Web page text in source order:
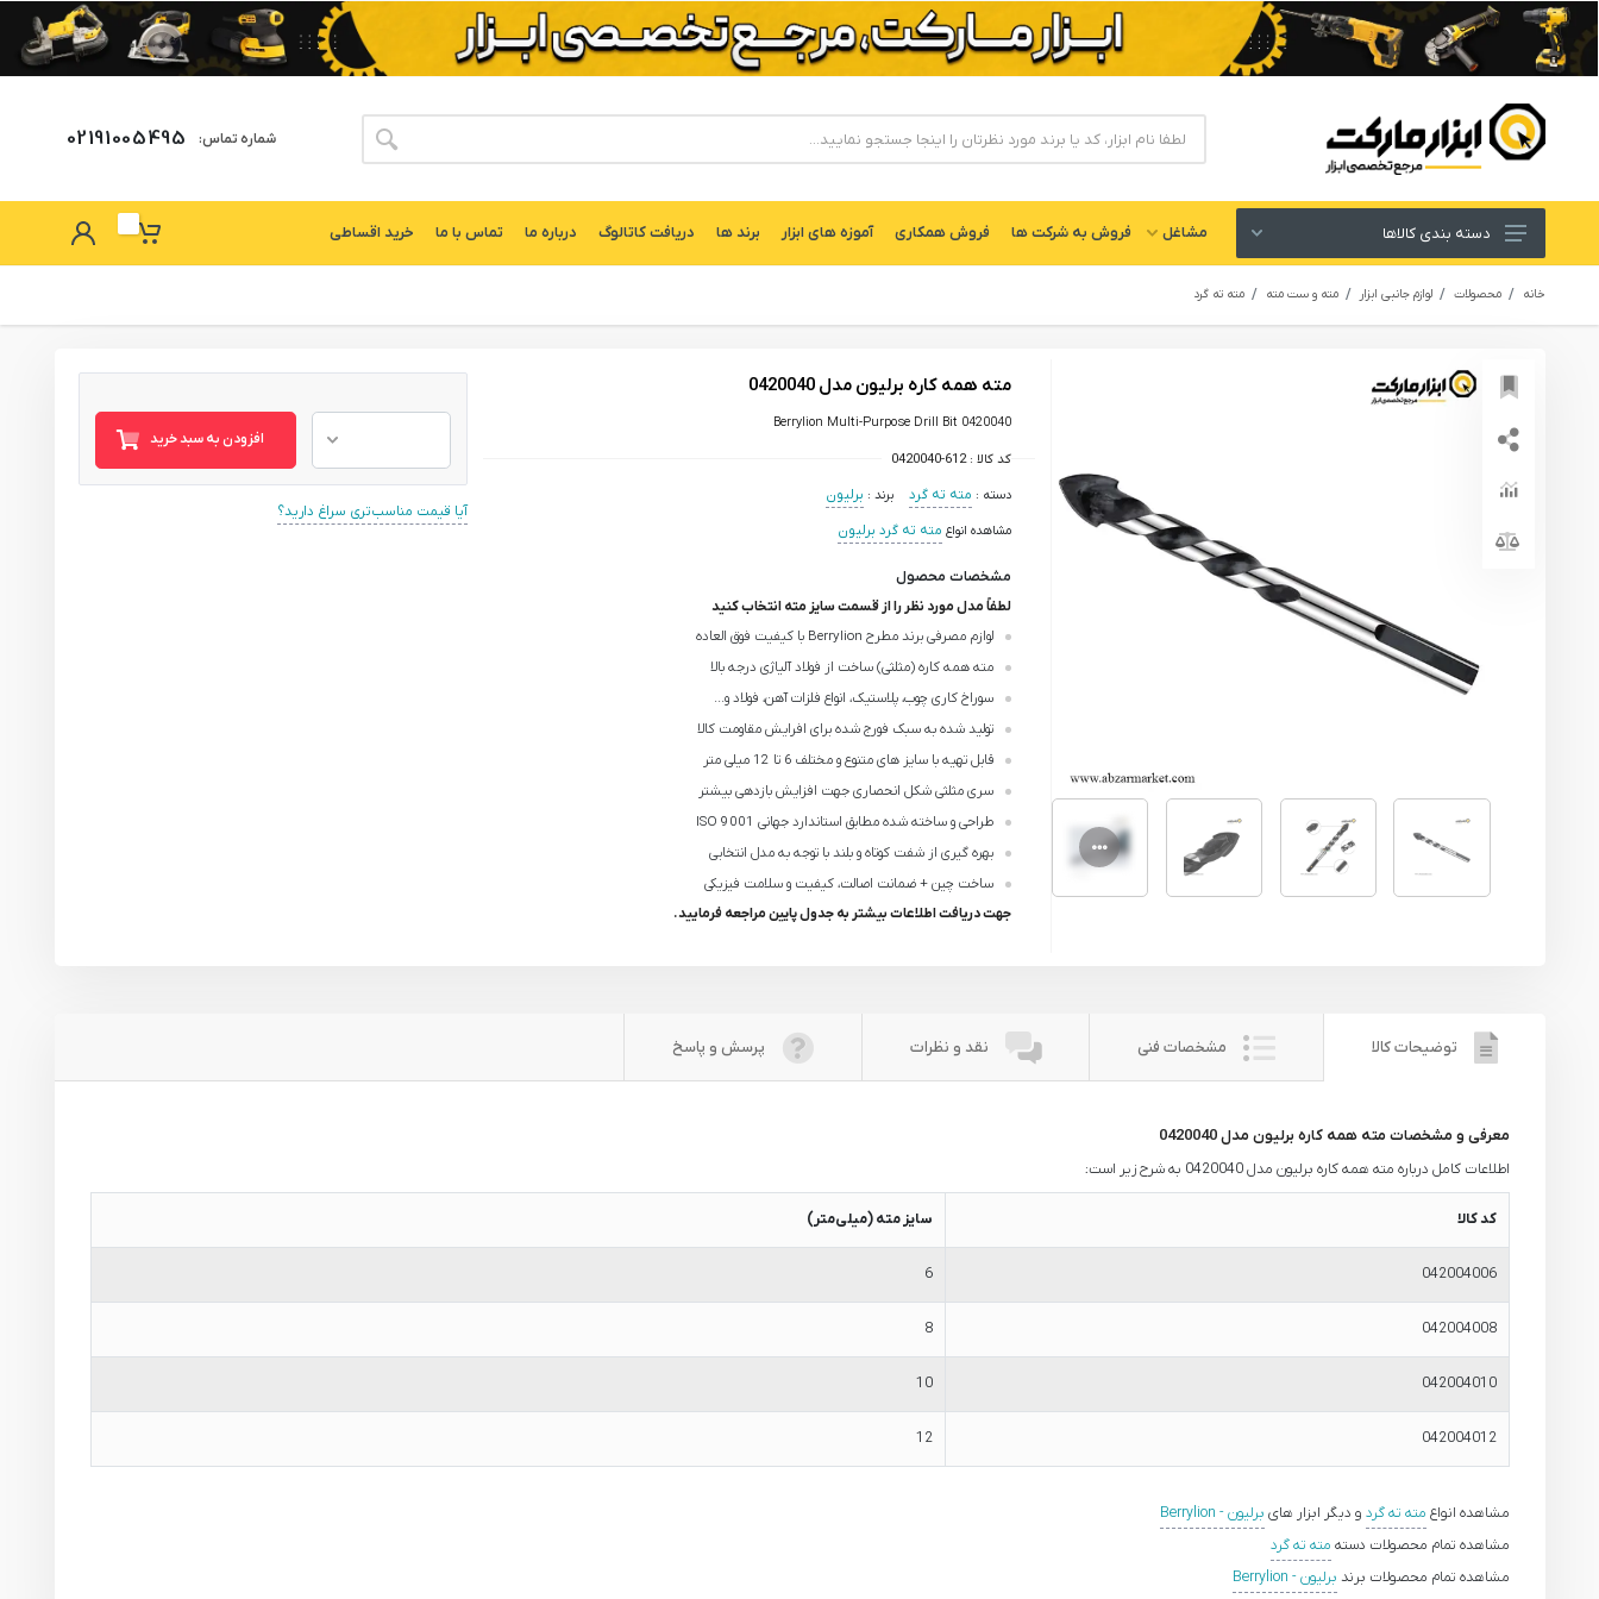
شماره تماس: 02191005495
ابزار های برقی و شارژی
لوازم جانبی ابزار
ابزار های دستی و عمومی
ابزار های بادی یا پنوماتیک
ابزار دقیق و اندازه گیری
یراق آلات
قطعات یدکی ابزارآلات
ابزار الکتریکی
دسته بندی کالاها مشاغل فروش به شركت ها فروش همکاری آموزه های ابزار برند ها دریافت کاتالوگ درباره ما تماس با ما خرید اقساطی
خانه محصولات لوازم جانبی ابزار مته و ست مته مته ته گرد
مته همه کاره برلیون مدل 0420040
Berrylion Multi-Purpose Drill Bit 0420040
کد کالا :0420040-612
دسته : مته ته گرد برند : برلیون
مشاهده انواع مته ته گرد برلیون
مشخصات محصول
لطفاً مدل مورد نظر را از قسمت سایز مته انتخاب کنید
لوازم مصرفی برند مطرح Berrylion با کیفیت فوق العاده
مته همه کاره (مثلثی) ساخت از فولاد آلیاژی درجه بالا
سوراخ کاری چوب، پلاستیک، انواع فلزات آهن، فولاد و...
تولید شده به سبک فورج شده برای افرایش مقاومت کالا
قابل تهیه با سایز های متنوع و مختلف 6 تا 12 میلی متر
سری مثلثی شکل انحصاری جهت افزایش بازدهی بیشتر
طراحی و ساخته شده مطابق استاندارد جهانی ISO 9001
بهره گیری از شفت کوتاه و بلند با توجه به مدل انتخابی
ساخت چین + ضمانت اصالت، کیفیت و سلامت فیزیکی
جهت دریافت اطلاعات بیشتر به جدول پایین مراجعه فرمایید.
افزودن به سبد خرید
آیا قیمت مناسب‌تری سراغ دارید؟
توضیحات کالا مشخصات فنی نقد و نظرات پرسش و پاسخ
معرفی و مشخصات مته همه کاره برلیون مدل 0420040
اطلاعات کامل درباره مته همه کاره برلیون مدل 0420040 به شرح زیر است:
کد کالا سایز مته (میلی‌متر)
042004006
6
042004008
8
042004010
10
042004012
12
مشاهده انواع مته ته گرد و دیگر ابزار های برلیون - Berrylion
مشاهده تمام محصولات دسته مته ته گرد
مشاهده تمام محصولات برند برلیون - Berrylion